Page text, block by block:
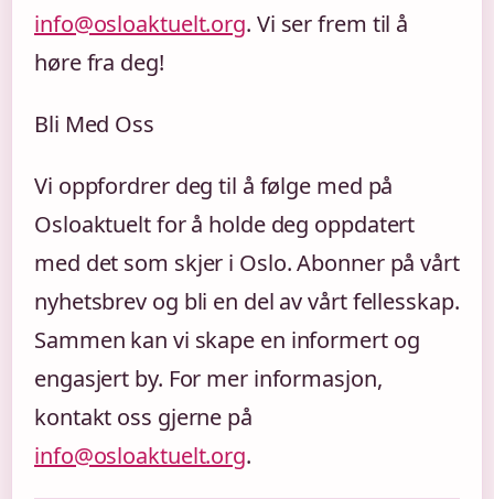
info@osloaktuelt.org. Vi ser frem til å
høre fra deg!
Bli Med Oss
Vi oppfordrer deg til å følge med på
Osloaktuelt for å holde deg oppdatert
med det som skjer i Oslo. Abonner på vårt
nyhetsbrev og bli en del av vårt fellesskap.
Sammen kan vi skape en informert og
engasjert by. For mer informasjon,
kontakt oss gjerne på
info@osloaktuelt.org.